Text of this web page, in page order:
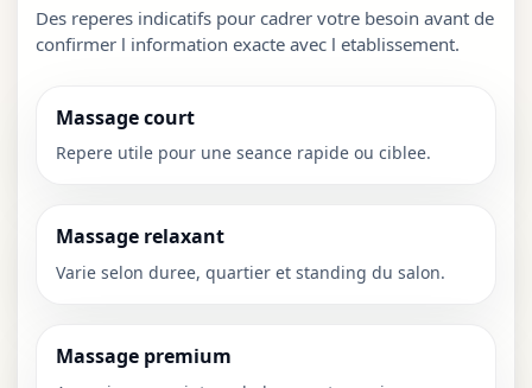
Des reperes indicatifs pour cadrer votre besoin avant de
confirmer l information exacte avec l etablissement.
Massage court
Repere utile pour une seance rapide ou ciblee.
Massage relaxant
Varie selon duree, quartier et standing du salon.
Massage premium